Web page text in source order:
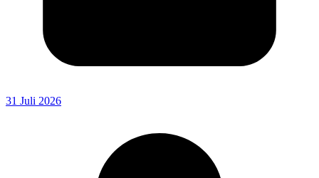
31 Juli 2026